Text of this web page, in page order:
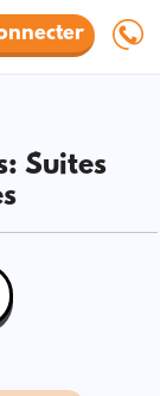
Suites